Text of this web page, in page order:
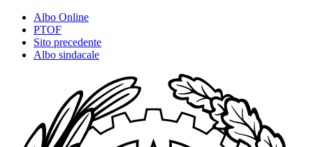
Albo Online
PTOF
Sito precedente
Albo sindacale